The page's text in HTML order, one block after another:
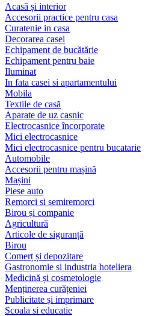
Acasă și interior
Accesorii practice pentru casa
Curatenie in casa
Decorarea casei
Echipament de bucătărie
Echipament pentru baie
Iluminat
In fata casei si apartamentului
Mobila
Textile de casă
Aparate de uz casnic
Electrocasnice încorporate
Mici electrocasnice
Mici electrocasnice pentru bucatarie
Automobile
Accesorii pentru mașină
Mașini
Piese auto
Remorci si semiremorci
Birou și companie
Agricultură
Articole de siguranță
Birou
Comerț și depozitare
Gastronomie si industria hoteliera
Medicină și cosmetologie
Menținerea curățeniei
Publicitate și imprimare
Scoala si educatie